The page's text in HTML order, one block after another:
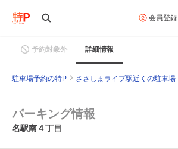
会員登録
予約対象外 詳細情報
駐車場予約の特P ささしまライブ駅近くの駐車場
パーキング情報
名駅南４丁目